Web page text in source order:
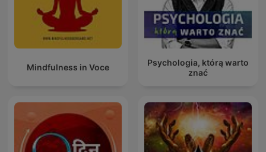
Mindfulness in Voce
Psychologia, którą warto
znać